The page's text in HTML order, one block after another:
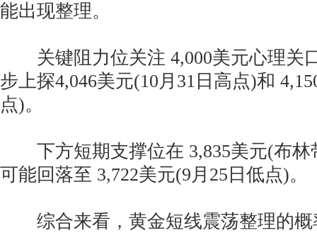
能出现整理。
关键阻力位关注 4,000美元心理关
步上探4,046美元(10月31日高点)和
点)。
下方短期支撑位在 3,835美元(布林
可能回落至 3,722美元(9月25日低点)。
综合来看，黄金短线震荡整理的概